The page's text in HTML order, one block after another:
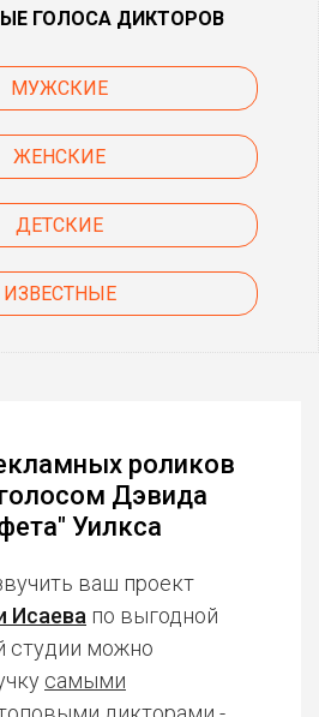
ГОЛОСА ДИКТОРОВ
МУЖСКИЕ
ЖЕНСКИЕ
ДЕТСКИЕ
ИЗВЕСТНЫЕ
роликов
Дэвида
Уилкса
ваш проект
Исаева по выгодной
студии можно
самыми